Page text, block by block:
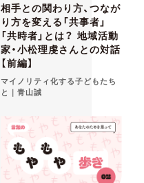
相手との関わり方、つなが
り方を変える「共事者」
「共時者」とは？ 地域活動
家・小松理虔さんとの対話
【前編】
マイノリティ化する子どもたち
と｜青山誠